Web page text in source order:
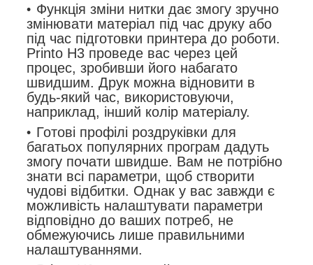
Функція зміни нитки дає змогу зручно
змінювати матеріал під час друку або
під час підготовки принтера до роботи.
Printo H3 проведе вас через цей
процес, зробивши його набагато
швидшим. Друк можна відновити в
будь-який час, використовуючи,
наприклад, інший колір матеріалу.
Готові профілі роздруківки для
багатьох популярних програм дадуть
змогу почати швидше. Вам не потрібно
знати всі параметри, щоб створити
чудові відбитки. Однак у вас завжди є
можливість налаштувати параметри
відповідно до ваших потреб, не
обмежуючись лише правильними
налаштуваннями.